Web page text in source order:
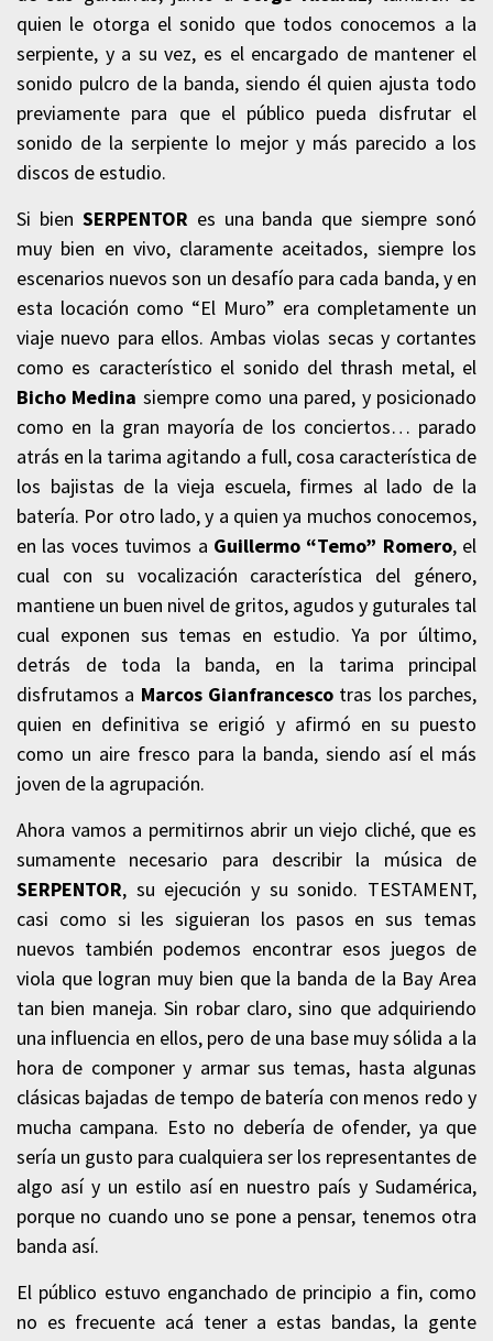
quien le otorga el sonido que todos conocemos a la
serpiente, y a su vez, es el encargado de mantener el
sonido pulcro de la banda, siendo él quien ajusta todo
previamente para que el público pueda disfrutar el
sonido de la serpiente lo mejor y más parecido a los
discos de estudio.
Si bien SERPENTOR es una banda que siempre sonó
muy bien en vivo, claramente aceitados, siempre los
escenarios nuevos son un desafío para cada banda, y en
esta locación como “El Muro” era completamente un
viaje nuevo para ellos. Ambas violas secas y cortantes
como es característico el sonido del thrash metal, el
Bicho Medina siempre como una pared, y posicionado
como en la gran mayoría de los conciertos… parado
atrás en la tarima agitando a full, cosa característica de
los bajistas de la vieja escuela, firmes al lado de la
batería. Por otro lado, y a quien ya muchos conocemos,
en las voces tuvimos a Guillermo “Temo” Romero, el
cual con su vocalización característica del género,
mantiene un buen nivel de gritos, agudos y guturales tal
cual exponen sus temas en estudio. Ya por último,
detrás de toda la banda, en la tarima principal
disfrutamos a Marcos Gianfrancesco tras los parches,
quien en definitiva se erigió y afirmó en su puesto
como un aire fresco para la banda, siendo así el más
joven de la agrupación.
Ahora vamos a permitirnos abrir un viejo cliché, que es
sumamente necesario para describir la música de
SERPENTOR, su ejecución y su sonido. TESTAMENT,
casi como si les siguieran los pasos en sus temas
nuevos también podemos encontrar esos juegos de
viola que logran muy bien que la banda de la Bay Area
tan bien maneja. Sin robar claro, sino que adquiriendo
una influencia en ellos, pero de una base muy sólida a la
hora de componer y armar sus temas, hasta algunas
clásicas bajadas de tempo de batería con menos redo y
mucha campana. Esto no debería de ofender, ya que
sería un gusto para cualquiera ser los representantes de
algo así y un estilo así en nuestro país y Sudamérica,
porque no cuando uno se pone a pensar, tenemos otra
banda así.
El público estuvo enganchado de principio a fin, como
no es frecuente acá tener a estas bandas, la gente